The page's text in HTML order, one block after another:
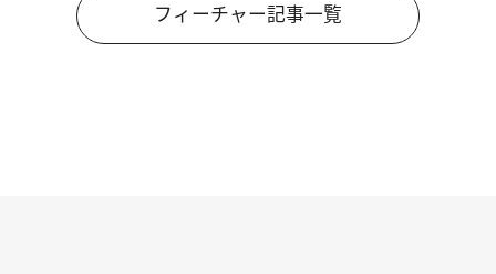
フィーチャー記事一覧